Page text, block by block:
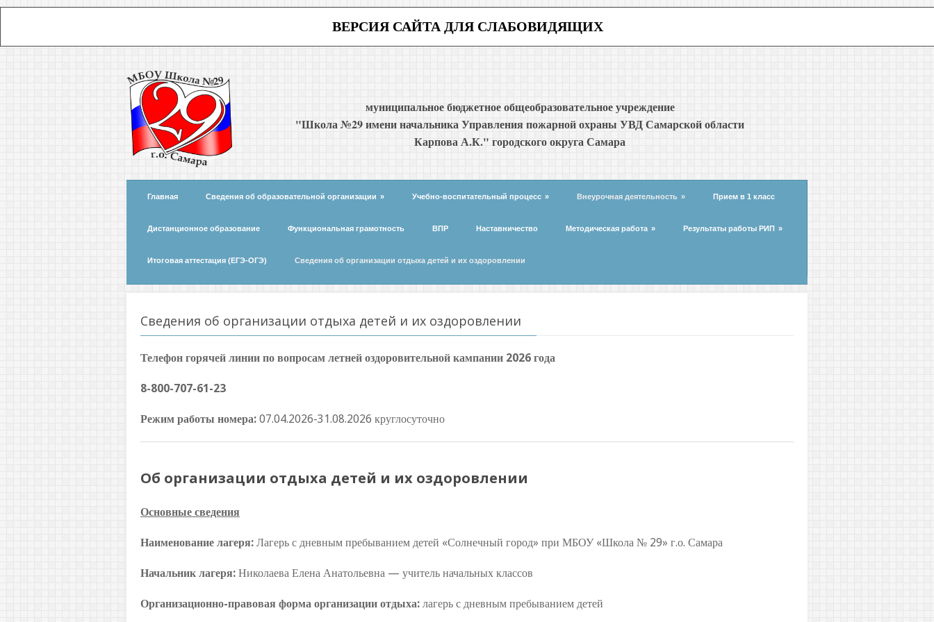
ВЕРСИЯ САЙТА ДЛЯ СЛАБОВИДЯЩИХ
муниципальное бюджетное общеобразовательное учреждение
"Школа №29 имени начальника Управления пожарной охраны УВД Самарской области
Карпова А.К." городского округа Самара
Главная Сведения об образовательной организации » Учебно-воспитательный процесс » Внеурочная деятельность » Прием в 1 класс
Дистанционное образование Функциональная грамотность ВПР Наставничество Методическая работа » Результаты работы РИП »
Итоговая аттестация (ЕГЭ-ОГЭ) Сведения об организации отдыха детей и их оздоровлении
Сведения об организации отдыха детей и их оздоровлении
Телефон горячей линии по вопросам летней оздоровительной кампании 2026 года
8-800-707-61-23
Режим работы номера: 07.04.2026-31.08.2026 круглосуточно
Об организации отдыха детей и их оздоровлении
Основные сведения
Наименование лагеря: Лагерь с дневным пребыванием детей «Солнечный город» при МБОУ «Школа № 29» г.о. Самара
Начальник лагеря: Николаева Елена Анатольевна — учитель начальных классов
Организационно-правовая форма организации отдыха: лагерь с дневным пребыванием детей